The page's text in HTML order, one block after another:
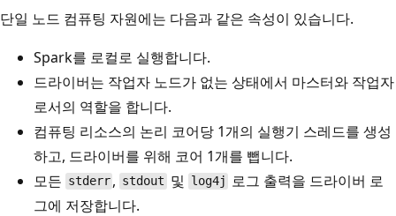
단일 노드 컴퓨팅 자원에는 다음과 같은 속성이 있습니다.
Spark를 로컬로 실행합니다.
드라이버는 작업자 노드가 없는 상태에서 마스터와 작업자
로서의 역할을 합니다.
컴퓨팅 리소스의 논리 코어당 1개의 실행기 스레드를 생성
하고, 드라이버를 위해 코어 1개를 뺍니다.
모든 stderr , stdout 및 log4j 로그 출력을 드라이버 로
그에 저장합니다.